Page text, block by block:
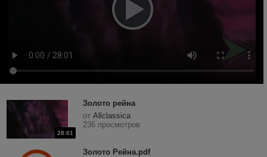
28:01
Золото рейна
от Allclassica
236 просмотров
Золото Рейна.pdf